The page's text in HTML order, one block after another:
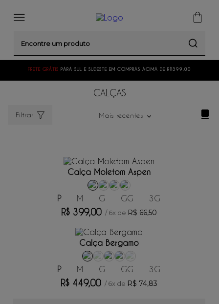
FRETE GRÁTIS PARA SUL E SUDESTE EM COMPRAS ACIMA DE R$399,00
CALÇAS
Filtrar Mais recentes
ADICIONAR AO CARRINHO
Calça Moletom Aspen
P M G GG 3G
R$ 399,00 /6x de R$ 66,50
ADICIONAR AO CARRINHO
Calça Bergamo
P M G GG 3G
R$ 449,00 /6x de R$ 74,83